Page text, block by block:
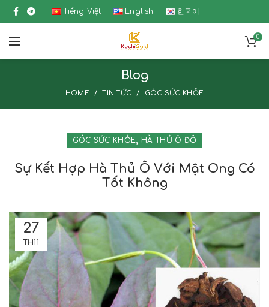
Tiếng Việt English 한국어
0
Blog
HOME TIN TỨC GÓC SỨC KHỎE
GÓC SỨC KHỎE,HÀ THỦ Ô ĐỎ
Sự Kết Hợp Hà Thủ Ô Với Mật Ong Có
Tốt Không
27
TH11